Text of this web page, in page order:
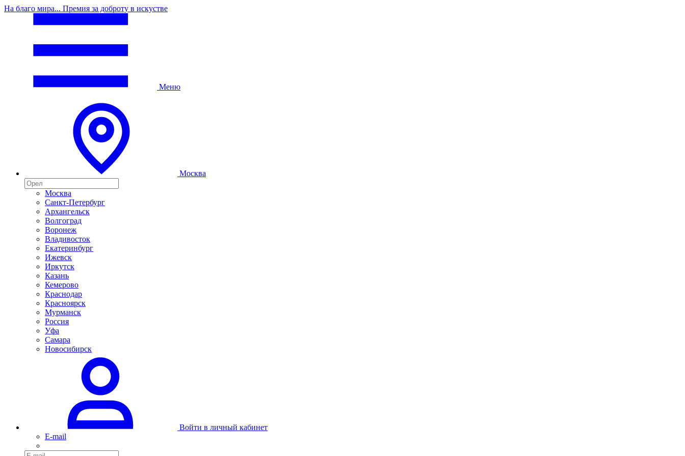
На благо мира... Премия за доброту в искустве
Меню
Москва
Москва
Санкт-Петербург
Архангельск
Волгоград
Воронеж
Владивосток
Екатеринбург
Ижевск
Иркутск
Казань
Кемерово
Краснодар
Красноярск
Мурманск
Россия
Уфа
Самара
Новосибирск
Войти в личный кабинет
E-mail